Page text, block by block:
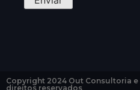
Copyright 2024 Out Consultoria
direitos reservados